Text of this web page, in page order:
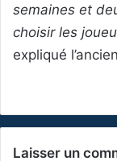
semaines et
choisir les
expliqué
Laisser un